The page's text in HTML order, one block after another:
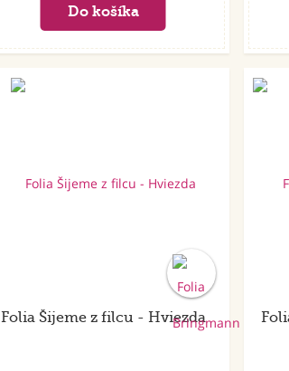
Folia Šijeme z filcu - Hviezda